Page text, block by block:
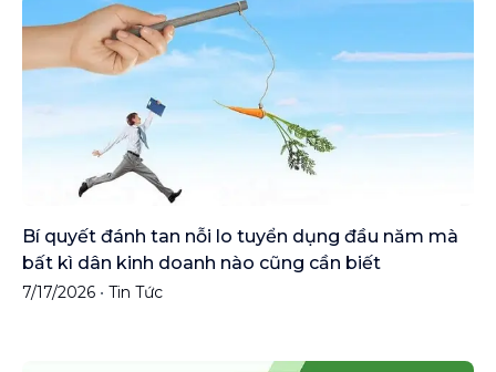
Bí quyết đánh tan nỗi lo tuyển dụng đầu năm mà
bất kì dân kinh doanh nào cũng cần biết
7/17/2026 • Tin Tức